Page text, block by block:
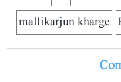
mallikarjun kharge